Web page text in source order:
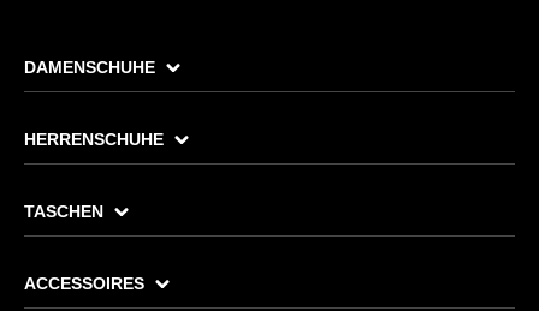
DAMENSCHUHE
HERRENSCHUHE
TASCHEN
ACCESSOIRES